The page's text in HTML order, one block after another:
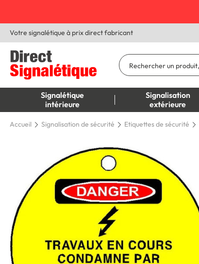
Votre signalétique à prix direct fabricant
Signalétique
intérieure
Signalisation
extérieure
Accueil Signalisation de sécurité Etiquettes de sécurité